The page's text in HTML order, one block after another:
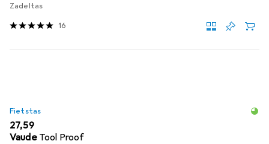
Zadeltas
16
Fietstas
EUR
27,59
Vaude Tool Proof